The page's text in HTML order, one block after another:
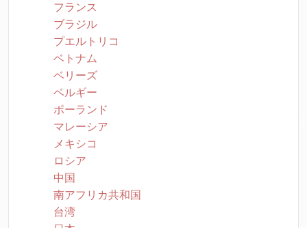
フランス
ブラジル
プエルトリコ
ベトナム
ベリーズ
ベルギー
ポーランド
マレーシア
メキシコ
ロシア
中国
南アフリカ共和国
台湾